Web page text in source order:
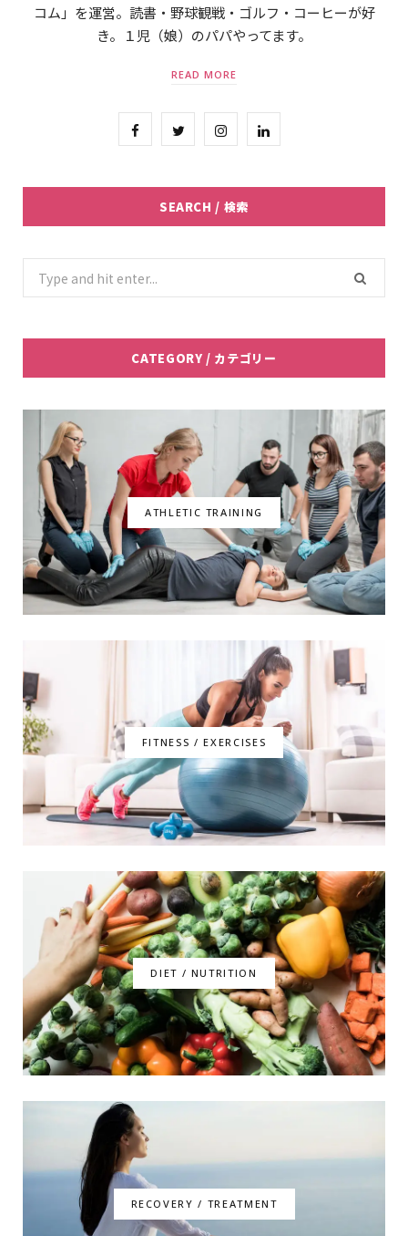
コム」を運営。読書・野球観戦・ゴルフ・コーヒーが好
き。１児（娘）のパパやってます。
READ MORE
e
b
o
k
T
t
t
e
I
t
a
g
a
L
k
e
d
n
SEARCH / 検索
for:
CATEGORY / カテゴリー
ATHLETIC TRAINING
FITNESS / EXERCISES
DIET / NUTRITION
RECOVERY / TREATMENT